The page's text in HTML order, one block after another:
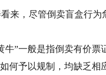
，尽管倒卖盲盒行为
”一般是指倒卖有价票
何予以规制，均缺乏